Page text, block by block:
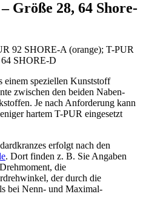
Größe 28, 64 Shore-
92 SHORE-A (orange); T-PUR
64 SHORE-D
einem speziellen Kunststoff
zwischen den beiden Naben-
Je nach Anforderung kann
hartem T-PUR eingesetzt
erfolgt nach den
. Dort finden z. B. Sie Angaben
die
der durch die
bei Nenn- und Maximal-